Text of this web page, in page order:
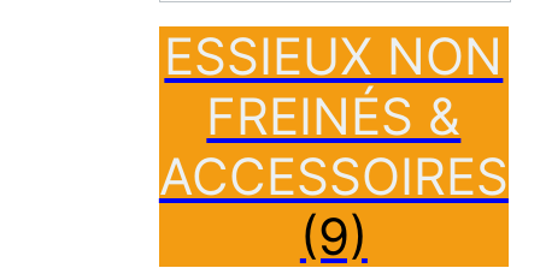
ESSIEUX NON
FREINÉS &
ACCESSOIRES
(9)